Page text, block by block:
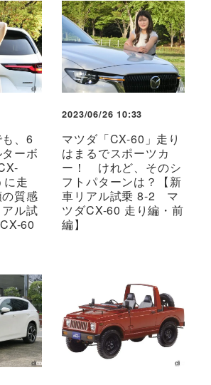
、6
ーボ
に走
質感
ル試
60
2023/06/26 10:33
マツダ「CX-60」走り
はまるでスポーツカ
ー！ けれど、そのシ
フトパターンは？【新
車リアル試乗 8-2 マ
ツダCX-60 走り編・前
編】